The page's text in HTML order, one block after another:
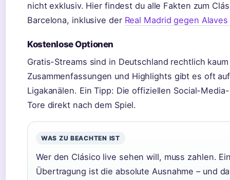
nicht exklusiv. Hier findest du alle Fakten zum
Barcelona, inklusive der Real Madrid gegen
Kostenlose Optionen
Gratis-Streams sind in Deutschland rechtlich
Zusammenfassungen und Highlights gibt es oft
Ligakanälen. Ein Tipp: Die offiziellen Social-
Tore direkt nach dem Spiel.
WAS ZU BEACHTEN IST
Wer den Clásico live sehen will, muss zahlen.
Übertragung ist die absolute Ausnahme – und